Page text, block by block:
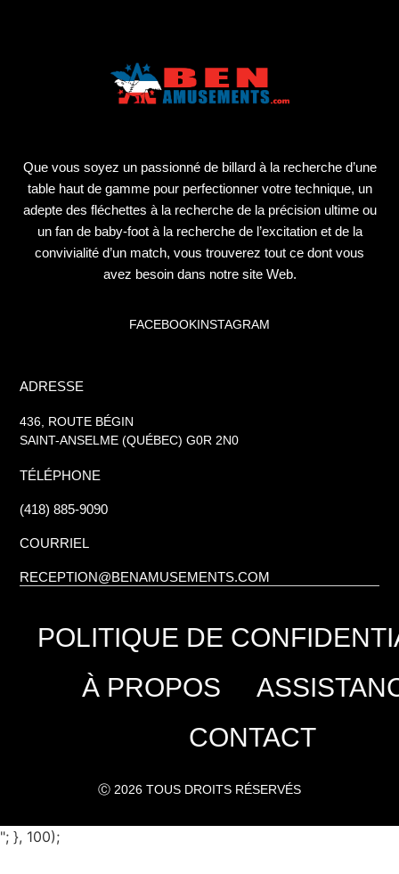
Que vous soyez un passionné de billard à la recherche d’une
table haut de gamme pour perfectionner votre technique, un
adepte des fléchettes à la recherche de la précision ultime ou
un fan de baby-foot à la recherche de l’excitation et de la
convivialité d’un match, vous trouverez tout ce dont vous
avez besoin dans notre site Web.
FACEBOOKINSTAGRAM
ADRESSE
436, ROUTE BÉGIN
SAINT-ANSELME (QUÉBEC) G0R 2N0
TÉLÉPHONE
(418) 885-9090
COURRIEL
RECEPTION@BENAMUSEMENTS.COM
POLITIQUE DE
À PROPOS
CONTACT
Ⓒ 2026 TOUS DROITS RÉSERVÉS
"; }, 100);